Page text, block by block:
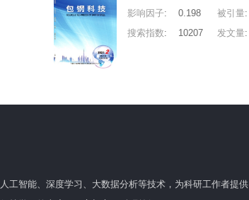
影响因子: 0.198 被引量:
搜索指数: 10207 发文量:
工智能、深度学习、大数据分析等技术，为科研工作者提供